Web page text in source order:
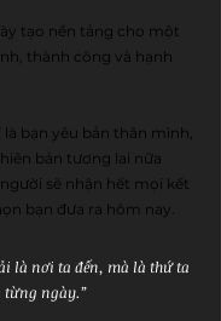
tạo nền tảng cho một
thành công và hạnh
là bạn yêu bản thân mình,
bản tương lai nữa
sẽ nhận hết mọi kết
bạn đưa ra hôm nay.
là nơi ta đến, mà là thứ ta
từng ngày.”